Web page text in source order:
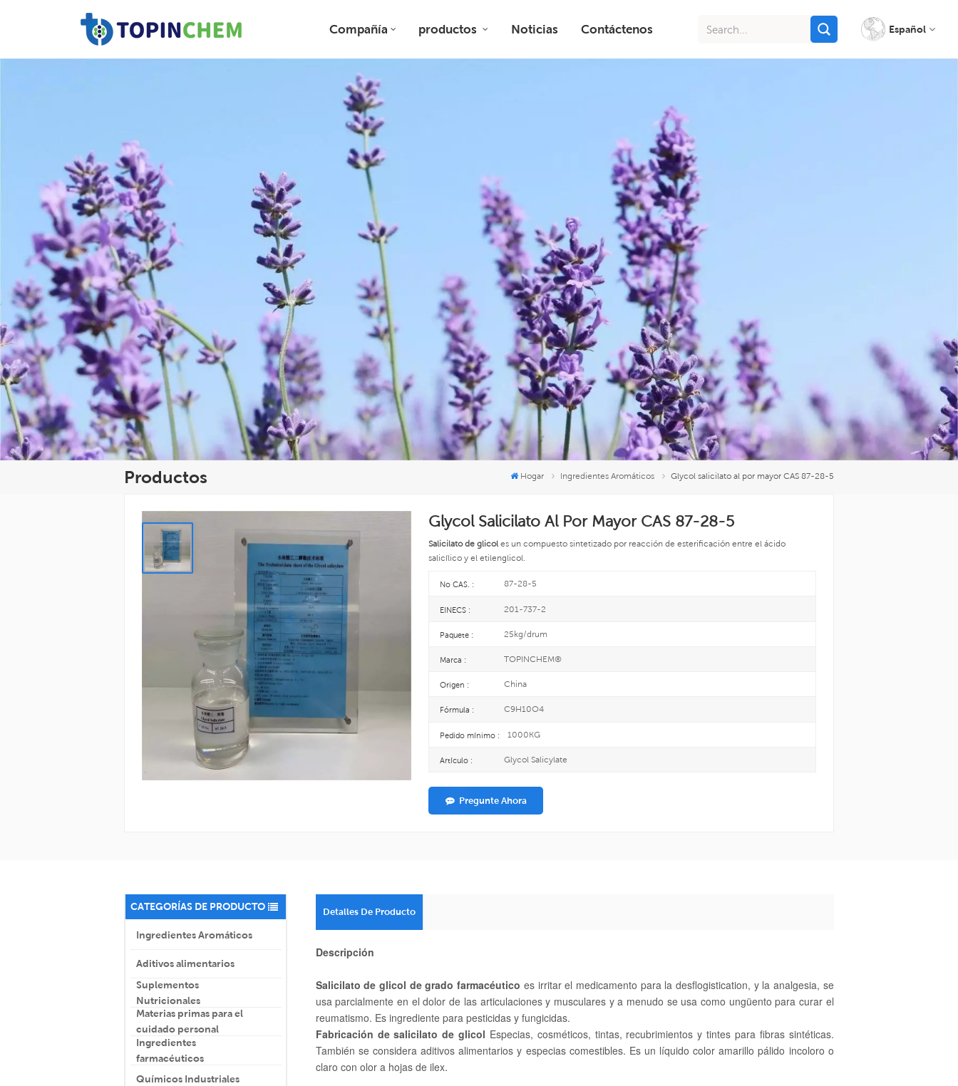
Compañía productos Noticias Contáctenos Español
Productos Hogar Ingredientes Aromáticos Glycol salicilato al por mayor CAS 87-28-5
Glycol Salicilato Al Por Mayor CAS 87-28-5
Salicilato de glicol es un compuesto sintetizado por reacción de esterificación entre el ácido
salicílico y el etilenglicol.
No CAS. : 87-28-5
EINECS : 201-737-2
Paquete : 25kg/drum
Marca : TOPINCHEM®
Origen : China
Fórmula : C9H10O4
Pedido mínimo : 1000KG
Artículo : Glycol Salicylate
Pregunte Ahora
CATEGORÍAS DE PRODUCTO
Ingredientes Aromáticos
Aditivos alimentarios
Suplementos
Nutricionales
Materias primas para el
cuidado personal
Ingredientes
farmacéuticos
Químicos Industriales
Detalles De Producto
Descripción
Salicilato de glicol de grado farmacéutico es irritar el medicamento para la desflogistication, y la analgesia, se
usa parcialmente en el dolor de las articulaciones y musculares y a menudo se usa como ungüento para curar el
reumatismo. Es ingrediente para pesticidas y fungicidas.
Fabricación de salicilato de glicol Especias, cosméticos, tintas, recubrimientos y tintes para fibras sintéticas.
También se considera aditivos alimentarios y especias comestibles. Es un líquido color amarillo pálido incoloro o
claro con olor a hojas de ilex.